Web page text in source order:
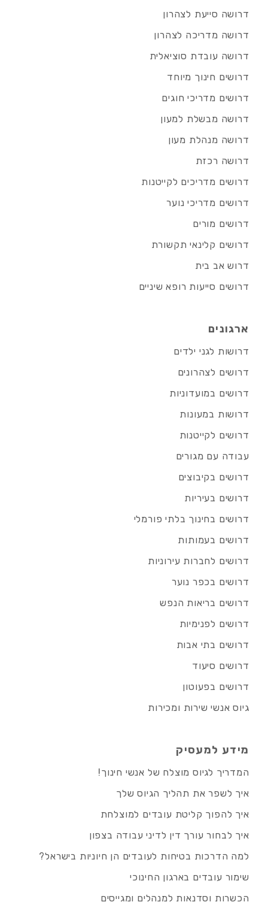
דרושה סייעת לצהרון
דרושה מדריכה לצהרון
דרושה עובדת סוציאלית
דרושים חינוך מיוחד
דרושים מדריכי חוגים
דרושה מבשלת למעון
דרושה מנהלת מעון
דרושה רכזת
דרושים מדריכים לקייטנות
דרושים מדריכי נוער
דרושים מורים
דרושים קלינאי תקשורת
דרוש אב בית
דרושים סייעות רופא שיניים
ארגונים
דרושות לגני ילדים
דרושים לצהרונים
דרושים במועדוניות
דרושות במעונות
דרושים לקייטנות
עבודה עם מגורים
דרושים בקיבוצים
דרושים בעיריות
דרושים בחינוך בלתי פורמלי
דרושים בעמותות
דרושים לחברות עירוניות
דרושים בכפר נוער
דרושים בריאות הנפש
דרושים לפנימיות
דרושים בתי אבות
דרושים סיעוד
דרושים בפעוטון
גיוס אנשי שירות ומכירות
מידע למעסיק
המדריך לגיוס מוצלח של אנשי חינוך!
איך לשפר את תהליך הגיוס שלך
איך להפוך קליטת עובדים למוצלחת
איך לבחור עורך דין לדיני עבודה בצפון
למה הדרכות בטיחות לעובדים הן חיוניות בישראל?
שימור עובדים בארגון החינוכי
הכשרות וסדנאות למנהלים ומגייסים